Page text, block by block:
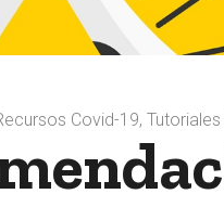
Covid-19,